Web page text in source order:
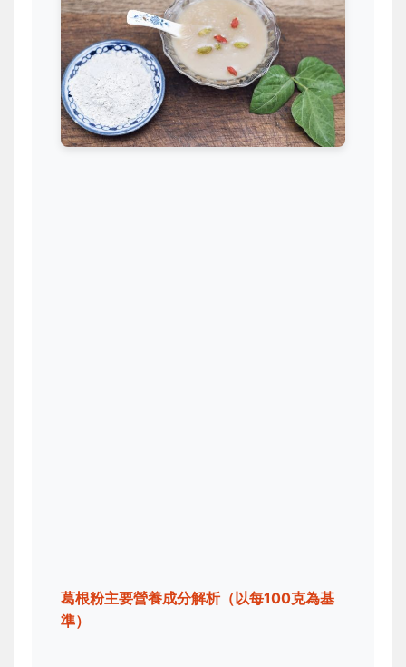
葛根粉主要營養成分解析（以每100克為基
準）